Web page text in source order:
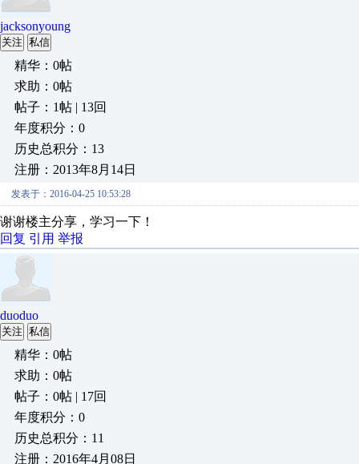
jacksonyoung
关注 私信
精华：0帖
求助：0帖
帖子：1帖 | 13回
年度积分：0
历史总积分：13
注册：2013年8月14日
发表于：2016-04-25 10:53:28
谢谢楼主分享，学习一下！
回复 引用 举报
duoduo
关注 私信
精华：0帖
求助：0帖
帖子：0帖 | 17回
年度积分：0
历史总积分：11
注册：2016年4月08日